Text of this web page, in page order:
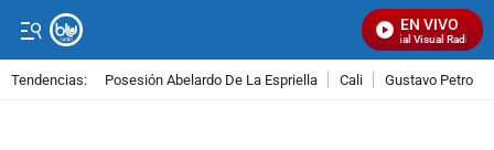
EN VIVO
Señal Visual Radio
Tendencias: Posesión Abelardo De La Espriella Cali Gustavo Petro